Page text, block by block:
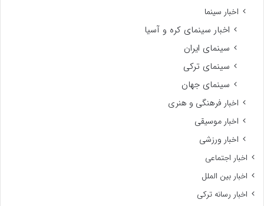
اخبار سینما
اخبار سینمای کره و آسیا
سینمای ایران
سینمای ترکی
سینمای جهان
اخبار فرهنگی و هنری
اخبار موسیقی
اخبار ورزشی
اخبار اجتماعی
اخبار بین الملل
اخبار رسانه ترکی